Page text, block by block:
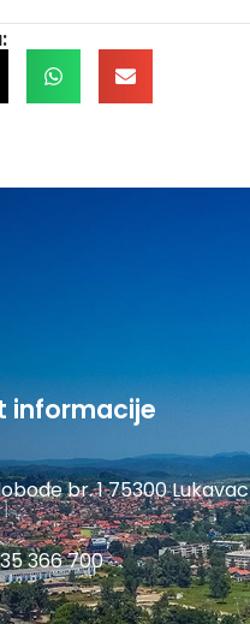
informacije
br. 1 75300 Lukavac
366 700